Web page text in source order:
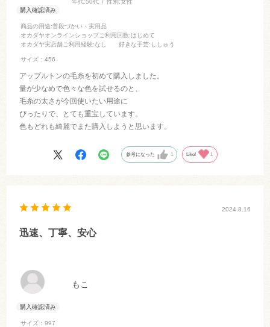
年代:50代 性別:女性
商品の用途:普段づかい・実用品
オカダヤオンラインショップご利用回数:はじめて
オカダヤ実店舗ご利用経験:なし 好きな手芸:ししゅう
サイズ：456
アップルトンの毛糸を初めて購入しました。
量が少なめで色々な色を試せるのと、
毛糸の太さが今回使いたい用途に
ぴったりで、とても重宝しています。
色もどれも綺麗でまた購入しようと思います。
参考になった 1 Like! 1
もこ
サイズ：997
2024.8.16
迅速、丁寧、安心